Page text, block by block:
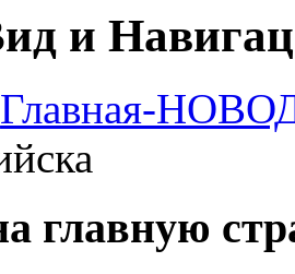
и
Главная-
главную